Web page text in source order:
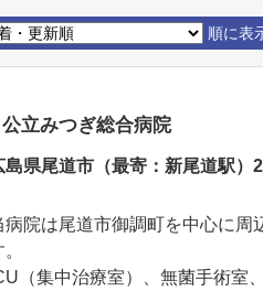
順に表
公立みつぎ総合病院
島県尾道市（最寄：新尾道駅）
病院は尾道市御調町を中心に
（集中治療室）、無菌手術室